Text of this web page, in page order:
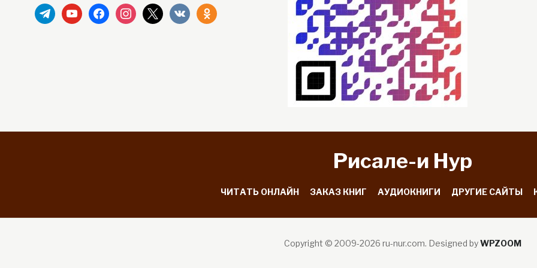
telegramyoutubefacebookinstagram
x vkontakteodnoklassniki
Рисале-и Hyp
ЧИТАТЬ ОНЛАЙН ЗАКАЗ КНИГ АУДИОКНИГИ ДРУГИЕ САЙТЫ
Copyright © 2009-2026 ru-nur.com. Designed byWPZOOM